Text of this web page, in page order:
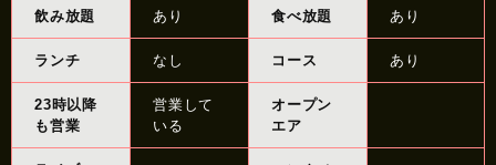
飲み放題
あり 食べ放題 あり
ランチ なし コース あり
23時以降
も営業
営業して
いる
オープン
エア